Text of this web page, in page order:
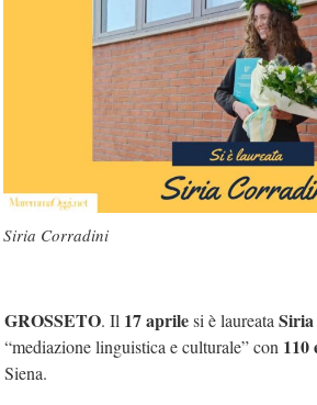
Siria Corradini
GROSSETO. Il 17 aprilesi è laureata
“mediazione linguistica e culturale” con 110
Siena.